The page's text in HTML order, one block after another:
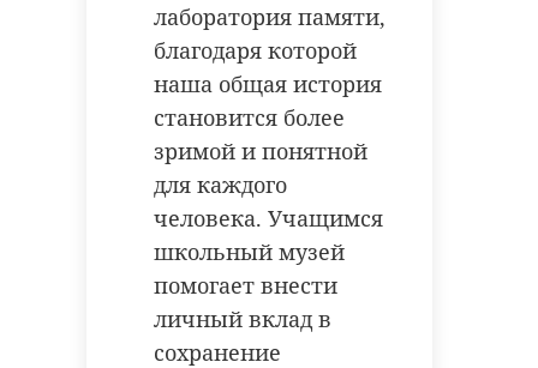
лаборатория памяти,
благодаря которой
наша общая история
становится более
зримой и понятной
для каждого
человека. Учащимся
школьный музей
помогает внести
личный вклад в
сохранение